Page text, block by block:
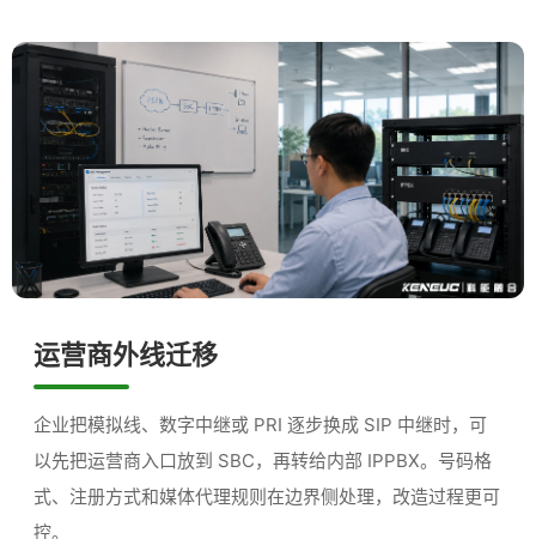
运营商外线迁移
企业把模拟线、数字中继或 PRI 逐步换成 SIP 中继时，可
以先把运营商入口放到 SBC，再转给内部 IPPBX。号码格
式、注册方式和媒体代理规则在边界侧处理，改造过程更可
控。